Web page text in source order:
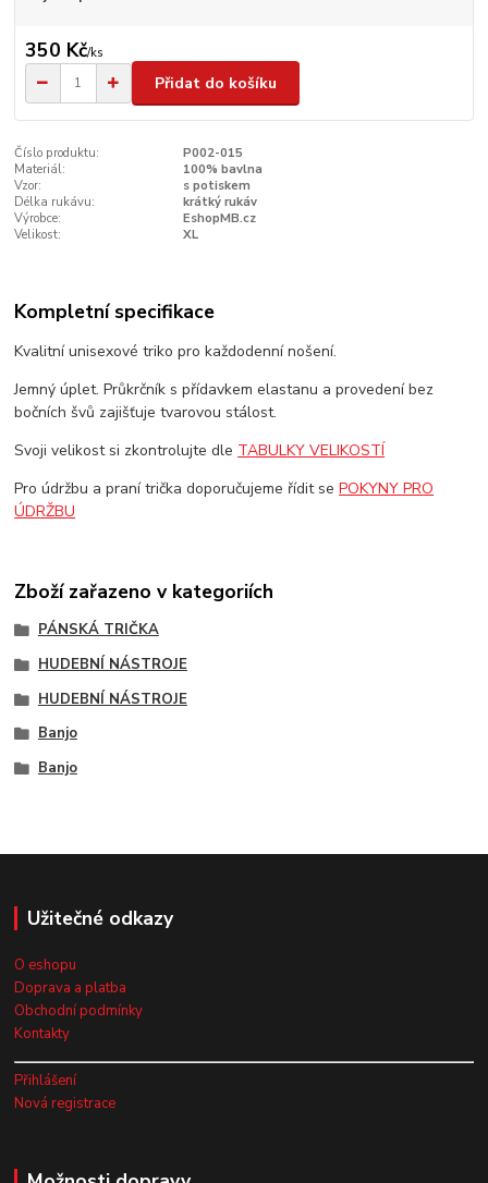
350 Kč/ks
Přidat do košíku
Číslo produktu:
P002-015
Materiál:
100% bavlna
Vzor:
s potiskem
Délka rukávu:
krátký rukáv
Výrobce:
EshopMB.cz
Velikost:
XL
Kompletní specifikace
Kvalitní unisexové triko pro každodenní nošení.
Jemný úplet. Průkrčník s přídavkem elastanu a provedení bez
bočních švů zajišťuje tvarovou stálost.
Svoji velikost si zkontrolujte dle TABULKY VELIKOSTÍ
Pro údržbu a praní trička doporučujeme řídit sePOKYNY PRO
ÚDRŽBU
Zboží zařazeno v kategoriích
PÁNSKÁ TRIČKA
HUDEBNÍ NÁSTROJE
HUDEBNÍ NÁSTROJE
Banjo
Banjo
Užitečné odkazy
O eshopu
Doprava a platba
Obchodní podmínky
Kontakty
Přihlášení
Nová registrace